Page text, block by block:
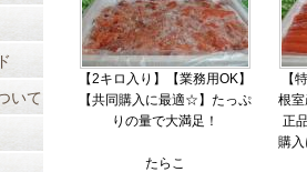
【2キロ入り】【業務用OK】
【共同購入に最適☆】たっぷ
りの量で大満足！
たらこ
【
根
正
購
いて